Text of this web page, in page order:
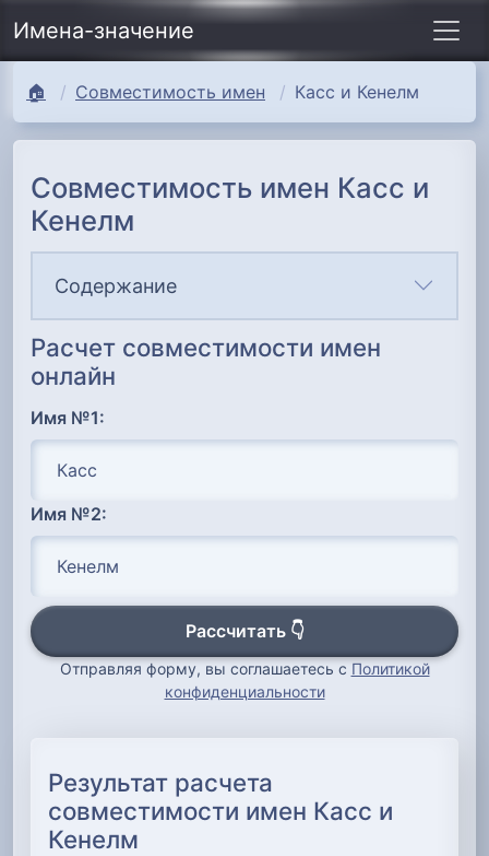
Имена-значение
🏠 Совместимость имен Касс и Кенелм
Совместимость имен Касс и
Кенелм
Содержание
Расчет совместимости имен
онлайн
Имя №1:
Имя №2:
Рассчитать 👇
Отправляя форму, вы соглашаетесь с Политикой
конфиденциальности
Результат расчета
совместимости имен Касс и
Кенелм